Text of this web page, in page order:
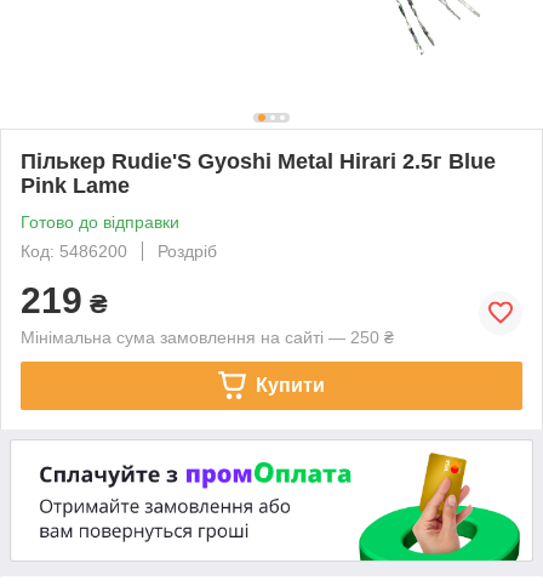
Пількер Rudie'S Gyoshi Metal Hirari 2.5г Blue
Pink Lame
Готово до відправки
Код: 5486200
Роздріб
219 ₴
Мінімальна сума замовлення на сайті — 250 ₴
Купити